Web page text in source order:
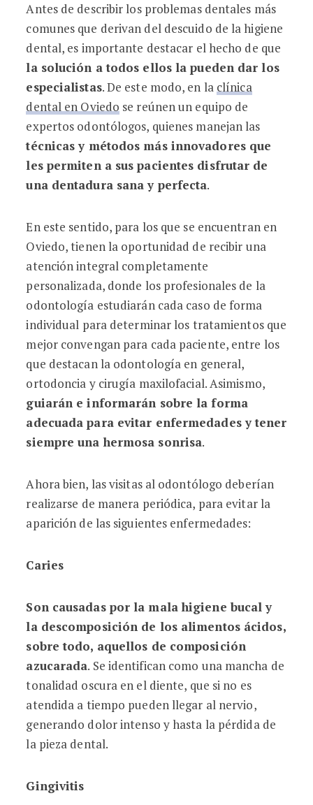
Antes de describir los problemas dentales más
comunes que derivan del descuido de la higiene
dental, es importante destacar el hecho de que
la solución a todos ellos la pueden dar los
especialistas. De este modo, en la clínica
dental en Oviedo se reúnen un equipo de
expertos odontólogos, quienes manejan las
técnicas y métodos más innovadores que
les permiten a sus pacientes disfrutar de
una dentadura sana y perfecta.
En este sentido, para los que se encuentran en
Oviedo, tienen la oportunidad de recibir una
atención integral completamente
personalizada, donde los profesionales de la
odontología estudiarán cada caso de forma
individual para determinar los tratamientos que
mejor convengan para cada paciente, entre los
que destacan la odontología en general,
ortodoncia y cirugía maxilofacial. Asimismo,
guiarán e informarán sobre la forma
adecuada para evitar enfermedades y tener
siempre una hermosa sonrisa.
Ahora bien, las visitas al odontólogo deberían
realizarse de manera periódica, para evitar la
aparición de las siguientes enfermedades:
Caries
Son causadas por la mala higiene bucal y
la descomposición de los alimentos ácidos,
sobre todo, aquellos de composición
azucarada. Se identifican como una mancha de
tonalidad oscura en el diente, que si no es
atendida a tiempo pueden llegar al nervio,
generando dolor intenso y hasta la pérdida de
la pieza dental.
Gingivitis